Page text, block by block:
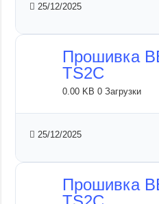
25/12/2025
Прошивка
TS2C
0.00 KB0 Загрузки
25/12/2025
Прошивка